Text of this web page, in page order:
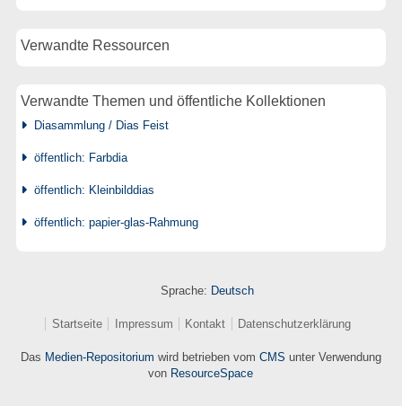
Verwandte Ressourcen
Verwandte Themen und öffentliche Kollektionen
Diasammlung / Dias Feist
öffentlich: Farbdia
öffentlich: Kleinbilddias
öffentlich: papier-glas-Rahmung
Sprache: Deutsch
Startseite Impressum Kontakt Datenschutzerklärung
Das Medien-Repositorium wird betrieben vom CMS unter Verwendung
von ResourceSpace